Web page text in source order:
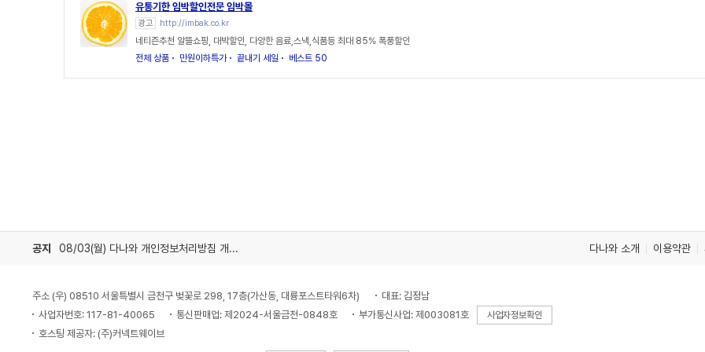
유통기한 임박할인전문 임박몰
광고 http://imbak.co.kr
네티즌추천 알뜰쇼핑, 대박할인, 다양한 음료,스낵,식품등 최대 85% 폭풍할인
전체 상품
만원이하특가 끝내기 세일 베스트 50
공지 08/03(월) 다나와 개인정보처리방침 개정 안내 다나와 소개 이용약관
주소 (우) 08510 서울특별시 금천구 벚꽃로 298, 17층(가산동, 대륭포스트타워6차)
대표: 김정남
사업자번호: 117-81-40065
통신판매업: 제2024-서울금천-0848호 부가통신사업: 제003081호 사업자정보확인
호스팅 제공자: (주)커넥트웨이브